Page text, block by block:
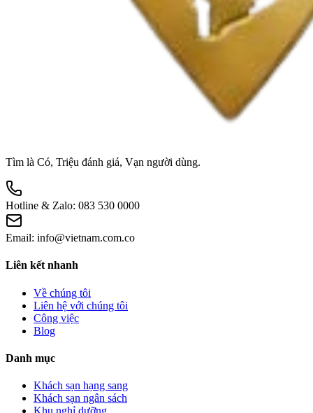
Tìm là Có, Triệu đánh giá, Vạn người dùng.
Hotline & Zalo: 083 530 0000
Email: info@vietnam.com.co
Liên kết nhanh
Về chúng tôi
Liên hệ với chúng tôi
Công việc
Blog
Danh mục
Khách sạn hạng sang
Khách sạn ngân sách